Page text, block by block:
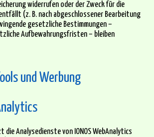
widerrufen oder der Zweck für die
(z. B. nach abgeschlossener Bearbeitung
gesetzliche Bestimmungen –
Aufbewahrungsfristen – bleiben
und Werbung
die Analysedienste von IONOS WebAnalytics